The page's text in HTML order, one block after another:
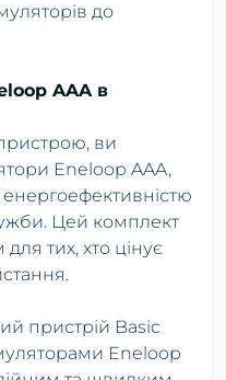
до
AAA в
ви
Eneloop AAA,
Цей комплект
тих, хто цінує
пристрій Basic
Eneloop